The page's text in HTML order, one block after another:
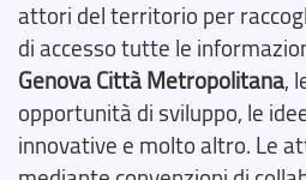
attori del territorio per
di accesso tutte le
Genova Città Metropolitana,
opportunità di sviluppo, le
innovative e molto altro. Le